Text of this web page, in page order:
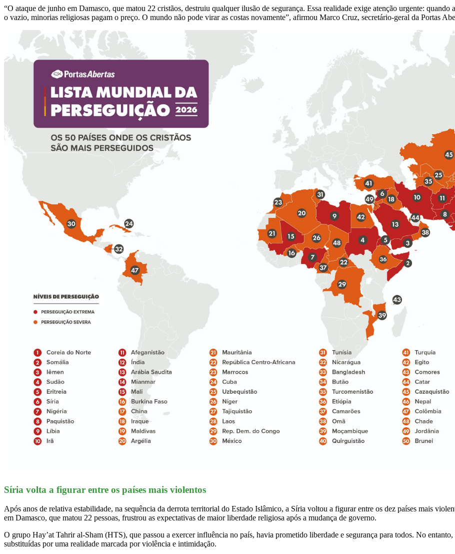
“O ataque de junho em Damasco, que matou 22 cristãos, destruiu qualquer ilusão de segurança. Essa realidade exige atenção urgente: quando
o vazio, minorias religiosas pagam o preço. O mundo não pode virar as costas novamente”, afirmou Marco Cruz, secretário-geral da Portas
Síria volta a figurar entre os países mais violentos
Após anos de relativa estabilidade, na sequência da derrota territorial do Estado Islâmico, a Síria voltou a figurar entre os dez países mais
em Damasco, que matou 22 pessoas, frustrou as expectativas de maior liberdade religiosa após a mudança de governo.
O grupo Hay’at Tahrir al-Sham (HTS), que passou a exercer influência no país, havia prometido liberdade e segurança para todos. No
substituídas por uma realidade marcada por violência e intimidação.